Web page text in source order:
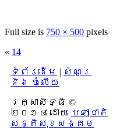
Full size is 750 × 500 pixels
« 14
ទំព័រដើម | សំណួរ
និង ចំលើយ
រក្សាសិទ្ធិ ©
២០១៤ ដោយ​ បេឡាជាតិ
សន្តិសុខសង្គម